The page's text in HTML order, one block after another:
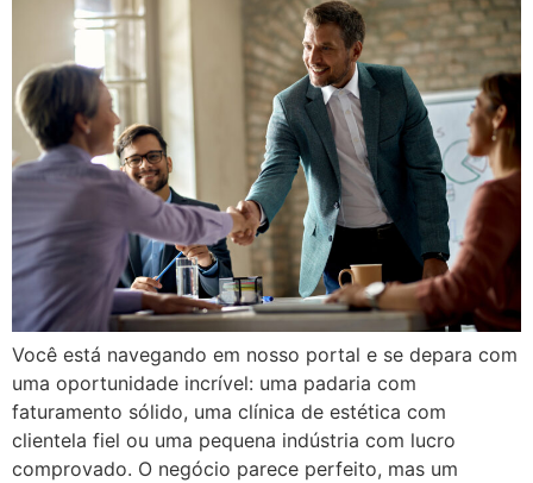
Você está navegando em nosso portal e se depara com
uma oportunidade incrível: uma padaria com
faturamento sólido, uma clínica de estética com
clientela fiel ou uma pequena indústria com lucro
comprovado. O negócio parece perfeito, mas um